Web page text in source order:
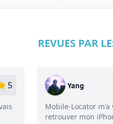
REVUES PAR
à
C'est la seule
intelligente de